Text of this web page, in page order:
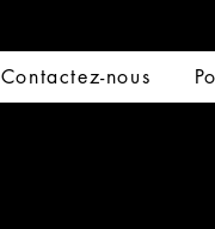
Contactez-nous